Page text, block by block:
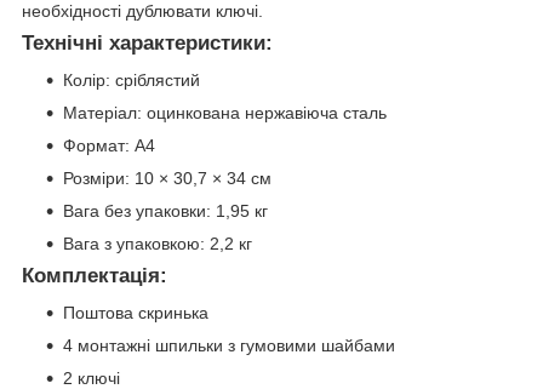
необхідності дублювати ключі.
Технічні характеристики:
Колір: сріблястий
Матеріал: оцинкована нержавіюча сталь
Формат: А4
Розміри: 10 × 30,7 × 34 см
Вага без упаковки: 1,95 кг
Вага з упаковкою: 2,2 кг
Комплектація:
Поштова скринька
4 монтажні шпильки з гумовими шайбами
2 ключі